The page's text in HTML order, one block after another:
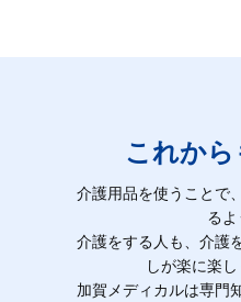
これか
介護用品を使うことで
るよ
介護をする人も、介護
しが楽に楽し
加賀メディカルは専門